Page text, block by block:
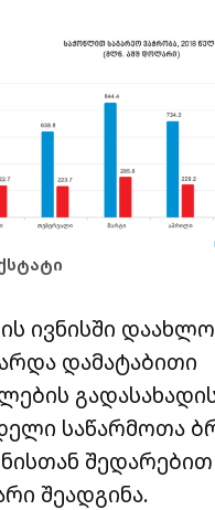
ივნისში
დამატაბითი
საწარმოთა
შედარებით
შეადგინა.